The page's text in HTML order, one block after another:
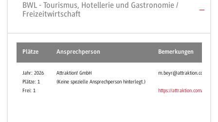
BWL - Tourismus, Hotellerie und Gastronomie /
Freizeitwirtschaft
Plätze Ansprechperson Bemerkungen
Jahr: 2026
Plätze: 1
Frei: 1
Attraktion! GmbH
(Keine spezielle Ansprechperson hinterlegt.)
m.beyr@attraktion.com
https://attraktion.com/